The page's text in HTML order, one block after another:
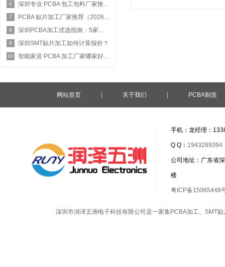
6 深圳专业 PCBA 包工包料厂家推荐：2026 年权威选型指南
7 PCBA 贴片加工厂家推荐（2026 权威指南）
8 深圳PCBA加工优选指南：5家具备IATF 16949资质的源头工厂深度盘点
9 深圳SMT贴片加工如何计算报价？
10 智能家居 PCBA 加工厂家哪家好：2026 权威选型指南
网站首页 关于我们 PCBA制造
手机：龙经理：
Q Q： 1943289394
公司地址：广东省
楼
粤ICP备15065448
深圳市润泽五洲电子科技有限公司是一家集PCBA加工、 SMT贴